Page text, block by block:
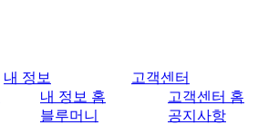
내 정보
내 정보 홈
블루머니
고객센터
고객센터 홈
공지사항